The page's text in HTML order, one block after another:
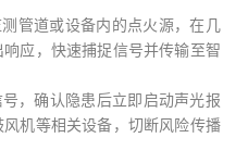
管道或设备内的点火源，在几
应，快速捕捉信号并传输至智
，确认隐患后立即启动声光报
机等相关设备，切断风险传播